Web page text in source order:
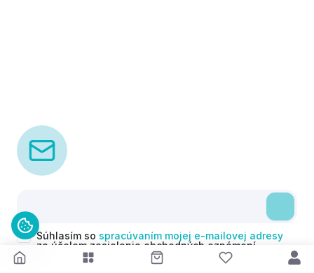
Súhlasím so spracúvaním mojej e-mailovej adresy
za účelom zasielania obchodných oznámení
(newsletterov) v súlade s čl. 6 ods. 1 písm. a)
Nariadenia GDPR. Svoj súhlas môžem kedykoľvek